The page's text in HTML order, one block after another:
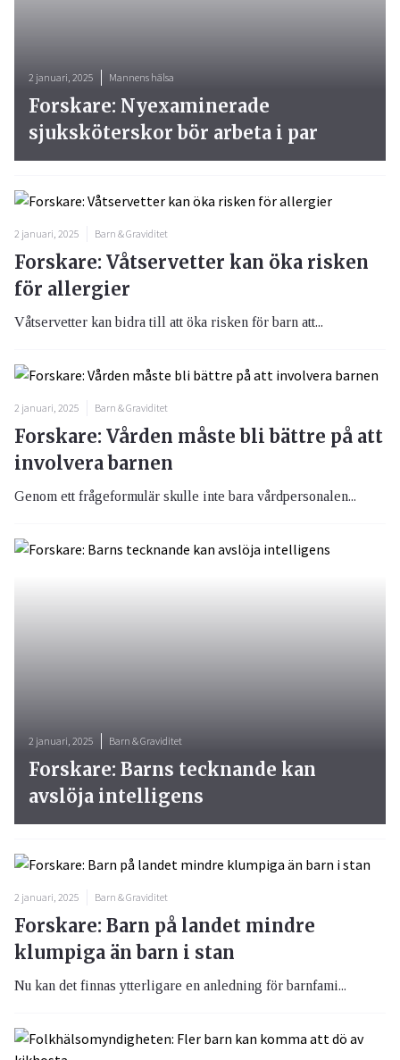
2 januari, 2025 Barn & Graviditet
Forskare: Våtservetter kan öka risken
för allergier
Våtservetter kan bidra till att öka risken för barn att...
2 januari, 2025 Barn & Graviditet
Forskare: Vården måste bli bättre på att
involvera barnen
Genom ett frågeformulär skulle inte bara vårdpersonalen...
2 januari, 2025 Mannens hälsa
Forskare: Nyexaminerade
sjuksköterskor bör arbeta i par
2 januari, 2025 Barn & Graviditet
Forskare: Barns tecknande kan
avslöja intelligens
2 januari, 2025 Barn & Graviditet
Forskare: Barn på landet mindre
klumpiga än barn i stan
Nu kan det finnas ytterligare en anledning för barnfami...